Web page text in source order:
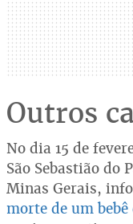
Outros
No dia 15 de
São Sebastião do
Minas Gerais,
morte de um bebê